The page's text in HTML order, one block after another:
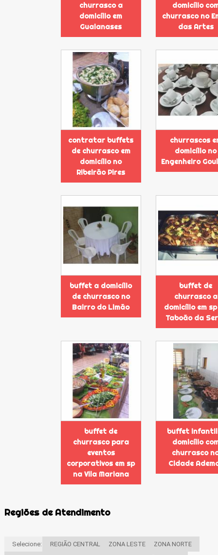
churrasco a
domicílio em
Guaianases
domicílio
churrasco no
das Artes
contratar buffets
de churrasco em
domicílio no
Ribeirão Pires
churrascos
domicílio no
Engenheiro
buffet a domicílio
de churrasco no
Bairro do Limão
buffet de
churrasco a
domicílio em
Taboão da
buffet de
churrasco para
eventos
corporativos em sp
na Vila Mariana
buffet
domicílio
churrasco
Cidade
Regiões de Atendimento
Selecione: REGIÃO CENTRAL ZONA LESTE ZONA NORTE